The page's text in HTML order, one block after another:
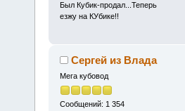
Был Кубик-продал...Теперь
езжу на КУбике!!
Сергей из Влада
Мега кубовод
Сообщений: 1 354